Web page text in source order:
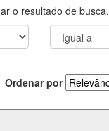
o resultado de busca.
Ordenar por